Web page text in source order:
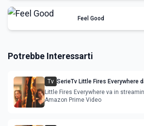
Feel Good
Potrebbe Interessarti
Tv SerieTv Little Fires Everywhere
prematura scomparsa della
Little Fires Everywhere va in streaming su Hulu e in Italia su
Amazon Prime Video